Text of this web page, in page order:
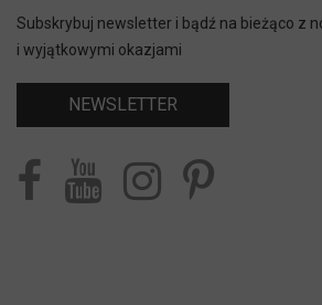
Subskrybuj newsletter i bądź na bieżąco z
i wyjątkowymi okazjami
NEWSLETTER